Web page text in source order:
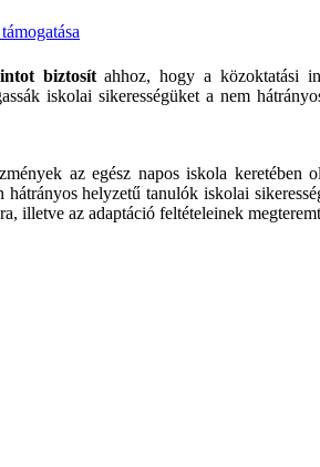
biztosítahhoz, hogy a közoktatási
iskolai sikerességüket a nem
az egész napos iskola keretében
helyzetű tanulók iskolai
illetve az adaptáció feltételeinek